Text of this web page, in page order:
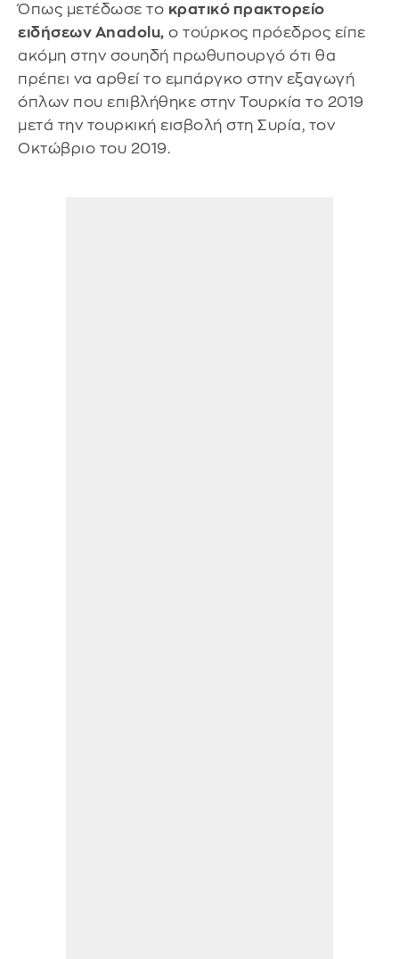
Όπως μετέδωσε το κρατικό πρακτορείο
ειδήσεων Anadolu, ο τούρκος πρόεδρος είπε
ακόμη στην σουηδή πρωθυπουργό ότι θα
πρέπει να αρθεί το εμπάργκο στην εξαγωγή
όπλων που επιβλήθηκε στην Τουρκία το 2019
μετά την τουρκική εισβολή στη Συρία, τον
Οκτώβριο του 2019.